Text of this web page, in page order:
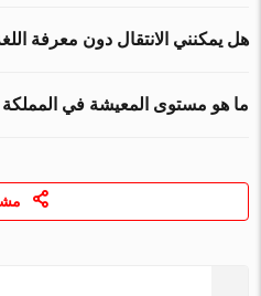
هل يمكنني الانتقال دون معرفة
ما هو مستوى المعيشة في المملكة